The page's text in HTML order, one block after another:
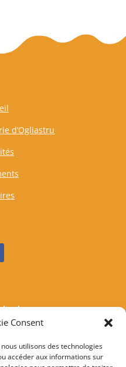
Consent
utilisons des technologies
accéder aux informations sur
d’Ogliastru
d’Albo